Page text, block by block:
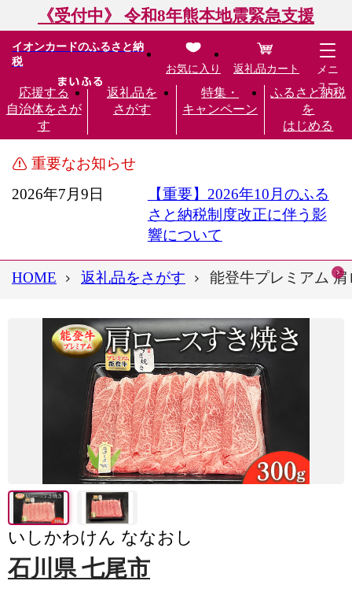
《受付中》 令和8年熊本地震緊急支援
イオンカードのふるさと納
税
応援する
自治体をさが
す
返礼品を
さがす
特集・
キャンペーン
ふるさと納税
を
はじめる
お気に入り 返礼品カート
メニ
ュー
重要なお知らせ
2026年7月9日
【重要】2026年10月のふる
さと納税制度改正に伴う影
響について
HOME 返礼品をさがす 能登牛プレミアム
いしかわけん ななおし
石川県 七尾市